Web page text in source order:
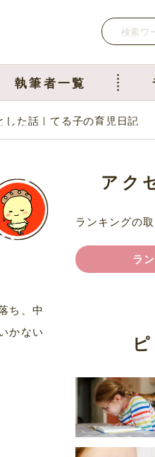
執筆者一覧
した話｜てる子の育児日記
ち、中
かない
アク
ランキングの
ラ